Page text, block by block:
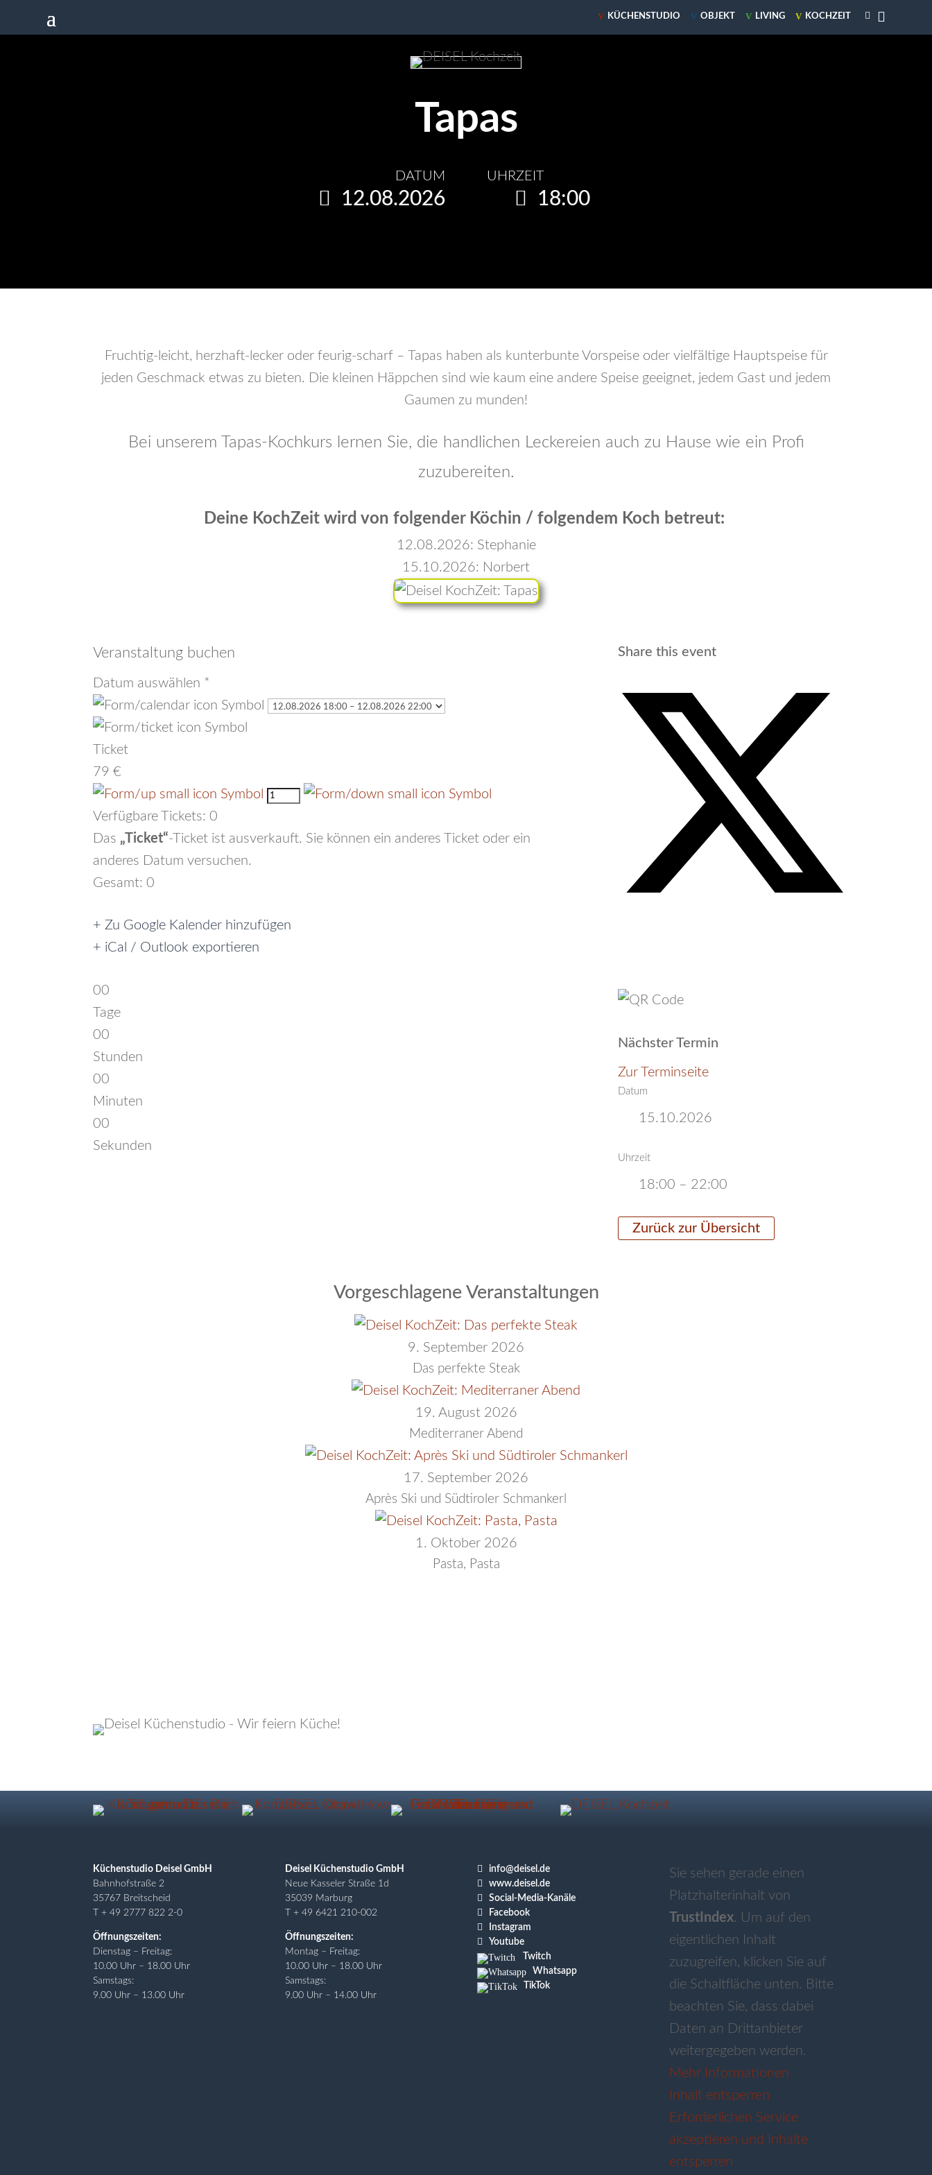
Tapas
DATUM
12.08.2026
UHRZEIT
18:00
Fruchtig-leicht, herzhaft-lecker oder feurig-scharf – Tapas haben als kunterbunte Vorspeise oder vielfältige Hauptspeise für
jeden Geschmack etwas zu bieten. Die kleinen Häppchen sind wie kaum eine andere Speise geeignet, jedem Gast und jedem
Gaumen zu munden!
Bei unserem Tapas-Kochkurs lernen Sie, die handlichen Leckereien auch zu Hause wie ein Profi
zuzubereiten.
Deine KochZeit wird von folgender Köchin / folgendem Koch betreut:
12.08.2026: Stephanie
15.10.2026: Norbert
Veranstaltung buchen
Datum auswählen *
Ticket
79 €
Verfügbare Tickets:0
Das „Ticket“-Ticket ist ausverkauft. Sie können ein anderes Ticket oder ein
anderes Datum versuchen.
Gesamt:0
+ Zu Google Kalender hinzufügen
+ iCal / Outlook exportieren
00
Tage
00
Stunden
00
Minuten
00
Sekunden
Share this event
Nächster Termin
Zur Terminseite
Datum
15.10.2026
Uhrzeit
18:00 – 22:00
Zurück zur Übersicht
Vorgeschlagene Veranstaltungen
9. September 2026
Das perfekte Steak
19. August 2026
Mediterraner Abend
17. September 2026
Après Ski und Südtiroler Schmankerl
1. Oktober 2026
Pasta, Pasta
V KÜCHENSTUDIO V OBJEKT V LIVING V KOCHZEIT 
Küchenstudio Deisel GmbH
Bahnhofstraße 2
35767 Breitscheid
T + 49 2777 822 2-0
Öffnungszeiten:
Dienstag – Freitag:
10.00 Uhr – 18.00 Uhr
Samstags:
9.00 Uhr – 13.00 Uhr
Deisel Küchenstudio GmbH
Neue Kasseler Straße 1d
35039 Marburg
T + 49 6421 210-002
Öffnungszeiten:
Montag – Freitag:
10.00 Uhr – 18.00 Uhr
Samstags:
9.00 Uhr – 14.00 Uhr
 info@deisel.de
 www.deisel.de
 Social-Media-Kanäle
 Facebook
 Instagram

Youtube
Twitch
Whatsapp
TikTok
Sie sehen gerade einen
Platzhalterinhalt von
TrustIndex. Um auf den
eigentlichen Inhalt
zuzugreifen, klicken Sie auf
die Schaltfläche unten. Bitte
beachten Sie, dass dabei
Daten an Drittanbieter
weitergegeben werden.
Mehr Informationen
Inhalt entsperren
Erforderlichen Service
akzeptieren und Inhalte
entsperren